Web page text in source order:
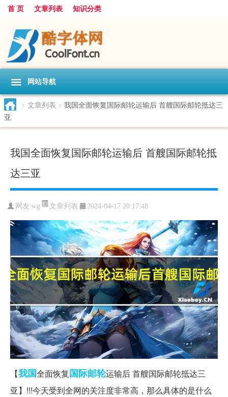
首 页 文章列表 知识分类
网站导航
> 文章列表 > 我国全面恢复国际邮轮运输后 首艘国际邮轮抵达三
亚
我国全面恢复国际邮轮运输后 首艘国际邮轮抵
达三亚
网友:wg 文章列表 2024-04-17 20:17:48
【我国全面恢复国际邮轮运输后 首艘国际邮轮抵达三
亚】!!!今天受到全网的关注度非常高，那么具体的是什么